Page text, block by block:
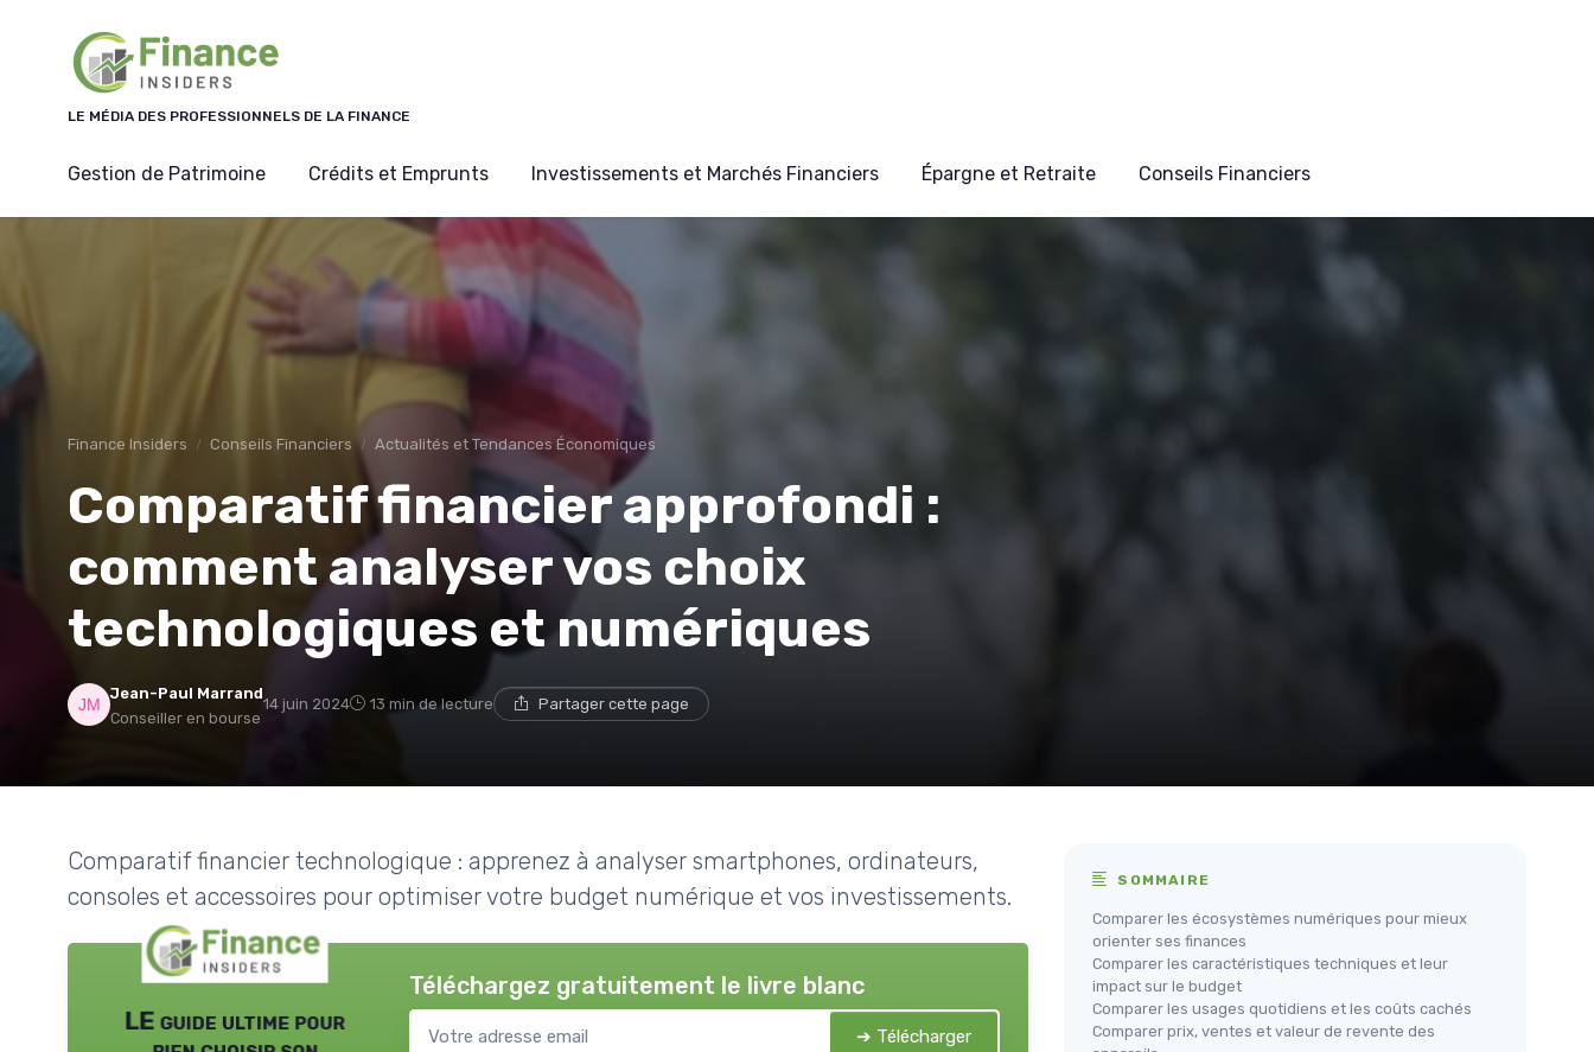
LE MÉDIA DES PROFESSIONNELS DE LA FINANCE
Gestion de Patrimoine Crédits et Emprunts Investissements et Marchés Financiers Épargne et Retraite Conseils Financiers
Finance Insiders Conseils Financiers Actualités et Tendances Économiques
Comparatif financier approfondi :
comment analyser vos choix
technologiques et numériques
Jean-Paul Marrand
Conseiller en bourse
14 juin 2024 13 min de lecture Partager cette page
Comparatif financier technologique : apprenez à analyser smartphones, ordinateurs,
consoles et accessoires pour optimiser votre budget numérique et vos investissements.
LE guide ultime pour
Téléchargez gratuitement le livre blanc
➔ Télécharger
SOMMAIRE
Comparer les écosystèmes numériques pour mieux
orienter ses finances
Comparer les caractéristiques techniques et leur
impact sur le budget
Comparer les usages quotidiens et les coûts cachés
Comparer prix, ventes et valeur de revente des